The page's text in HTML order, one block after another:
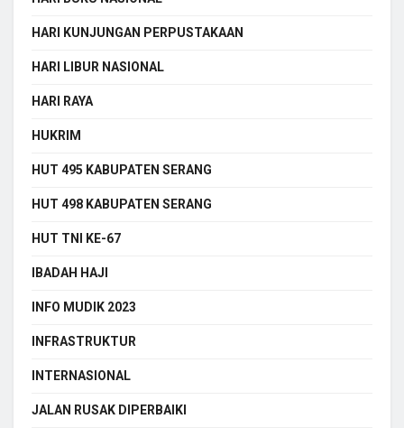
HARI KUNJUNGAN PERPUSTAKAAN
HARI LIBUR NASIONAL
HARI RAYA
HUKRIM
HUT 495 KABUPATEN SERANG
HUT 498 KABUPATEN SERANG
HUT TNI KE-67
IBADAH HAJI
INFO MUDIK 2023
INFRASTRUKTUR
INTERNASIONAL
JALAN RUSAK DIPERBAIKI